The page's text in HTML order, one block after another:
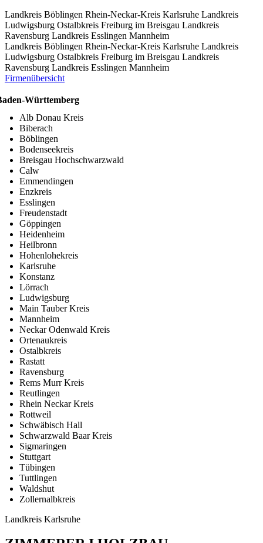
Landkreis Böblingen Rhein-Neckar-Kreis Karlsruhe Landkreis
Ludwigsburg Ostalbkreis Freiburg im Breisgau Landkreis
Ravensburg Landkreis Esslingen Mannheim
Landkreis Böblingen Rhein-Neckar-Kreis Karlsruhe Landkreis
Ludwigsburg Ostalbkreis Freiburg im Breisgau Landkreis
Ravensburg Landkreis Esslingen Mannheim
Firmenübersicht
Württemberg
Alb Donau Kreis
Biberach
Böblingen
Bodenseekreis
Breisgau Hochschwarzwald
Calw
Emmendingen
Enzkreis
Esslingen
Freudenstadt
Göppingen
Heidenheim
Heilbronn
Hohenlohekreis
Karlsruhe
Konstanz
Lörrach
Ludwigsburg
Main Tauber Kreis
Mannheim
Neckar Odenwald Kreis
Ortenaukreis
Ostalbkreis
Rastatt
Ravensburg
Rems Murr Kreis
Reutlingen
Rhein Neckar Kreis
Rottweil
Schwäbisch Hall
Schwarzwald Baar Kreis
Sigmaringen
Stuttgart
Tübingen
Tuttlingen
Waldshut
Zollernalbkreis
Landkreis Karlsruhe